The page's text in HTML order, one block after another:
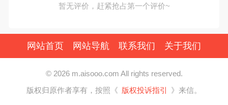
暂无评价，赶紧抢占第一个评价~
网站首页 网站导航 联系我们 关于我们
© 2026 m.aisooo.com All rights reserved.
版权归原作者享有，按照《 版权投诉指引 》来信。